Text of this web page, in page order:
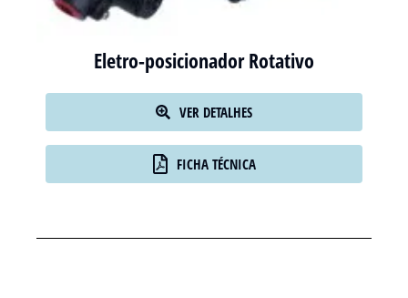
Eletro-posicionador Rotativo
VER DETALHES
FICHA TÉCNICA